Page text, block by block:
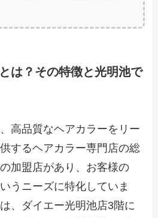
は？その特徴と光明池で
高品質なヘアカラーをリー
するヘアカラー専門店の総
加盟店があり、お客様の
うニーズに特化していま
、ダイエー光明池店3階に